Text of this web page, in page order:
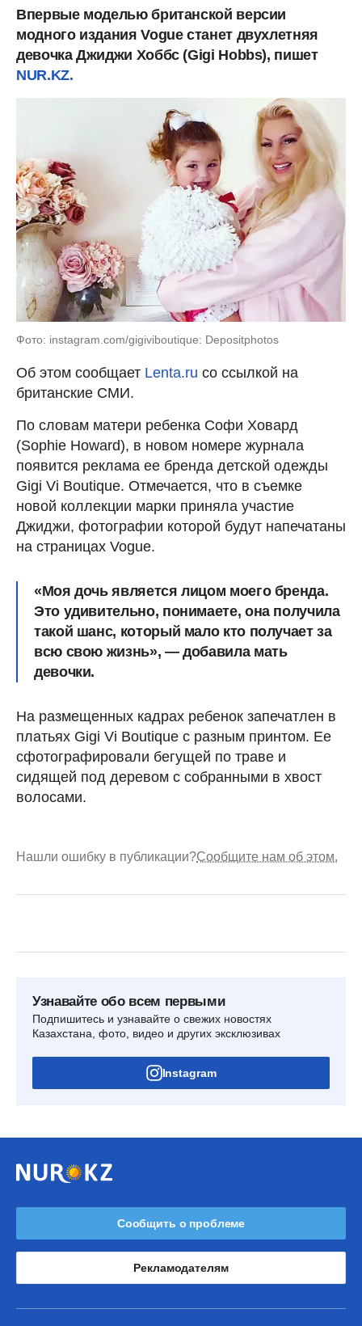
Впервые моделью британской версии
модного издания Vogue станет двухлетняя
девочка Джиджи Хоббс (Gigi Hobbs), пишет
NUR.KZ.
Фото: instagram.com/gigiviboutique: Depositphotos
Об этом сообщает Lenta.ru со ссылкой на
британские СМИ.
По словам матери ребенка Софи Ховард
(Sophie Howard), в новом номере журнала
появится реклама ее бренда детской одежды
Gigi Vi Boutique. Отмечается, что в съемке
новой коллекции марки приняла участие
Джиджи, фотографии которой будут напечатаны
на страницах Vogue.
«Моя дочь является лицом моего бренда.
Это удивительно, понимаете, она получила
такой шанс, который мало кто получает за
всю свою жизнь», — добавила мать
девочки.
На размещенных кадрах ребенок запечатлен в
платьях Gigi Vi Boutique с разным принтом. Ее
сфотографировали бегущей по траве и
сидящей под деревом с собранными в хвост
волосами.
Нашли ошибку в публикации?Сообщите нам об этом.
Узнавайте обо всем первыми
Подпишитесь и узнавайте о свежих новостях
Казахстана, фото, видео и других эксклюзивах
Instagram
Сообщить о проблеме
Рекламодателям